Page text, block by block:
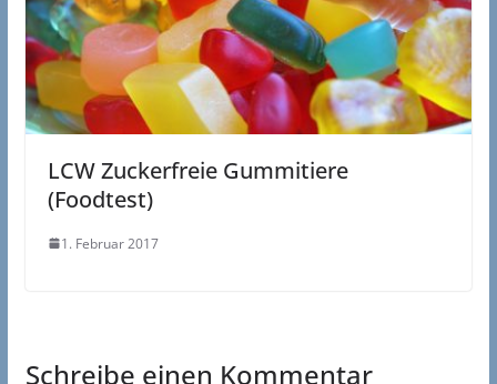
LCW Zuckerfreie Gummitiere
(Foodtest)
1. Februar 2017
Schreibe einen Kommentar